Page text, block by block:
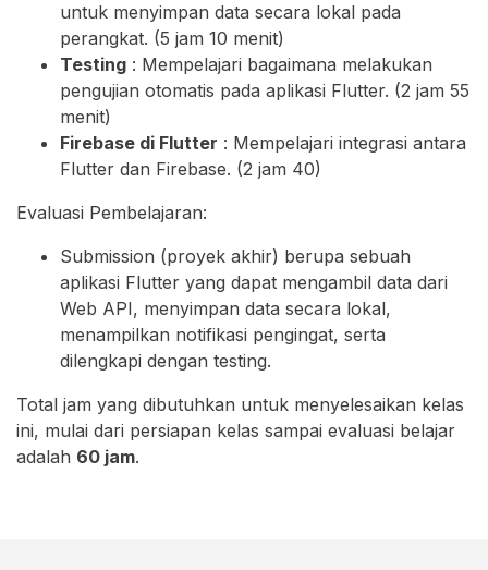
untuk menyimpan data secara lokal pada
perangkat. (5 jam 10 menit)
Testing : Mempelajari bagaimana melakukan
pengujian otomatis pada aplikasi Flutter. (2 jam 55
menit)
Firebase di Flutter : Mempelajari integrasi antara
Flutter dan Firebase. (2 jam 40)
Evaluasi Pembelajaran:
Submission (proyek akhir) berupa sebuah
aplikasi Flutter yang dapat mengambil data dari
Web API, menyimpan data secara lokal,
menampilkan notifikasi pengingat, serta
dilengkapi dengan testing.
Total jam yang dibutuhkan untuk menyelesaikan kelas
ini, mulai dari persiapan kelas sampai evaluasi belajar
adalah 60 jam.